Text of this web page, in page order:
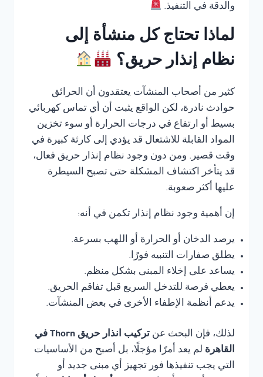
والدقة في التنفيذ.
لماذا تحتاج كل منشأة إلى
نظام إنذار حريق؟
كثير من أصحاب المنشآت يعتقدون أن الحرائق
حوادث نادرة، لكن الواقع يثبت أن أي تماس كهربائي
بسيط أو ارتفاع في درجات الحرارة أو سوء تخزين
المواد القابلة للاشتعال قد يؤدي إلى كارثة كبيرة في
وقت قصير. ومن دون وجود نظام إنذار حريق فعال،
قد يتأخر اكتشاف المشكلة حتى تصبح السيطرة
عليها أكثر صعوبة.
إن أهمية وجود نظام إنذار تكمن في أنه:
يرصد الدخان أو الحرارة أو اللهب بسرعة.
يطلق صفارات التنبيه فورًا.
يساعد على إخلاء المبنى بشكل منظم.
يعطي فرصة للتدخل السريع قبل تفاقم الحريق.
يدعم أنظمة الإطفاء الأخرى في بعض المنشآت.
لذلك، فإن البحث عن
تركيب انذار حريق Thorn في
القاهرة لم يعد أمرًا مؤجلًا، بل أصبح من الأساسيات
التي يجب تنفيذها فور تجهيز أي مبنى جديد أو